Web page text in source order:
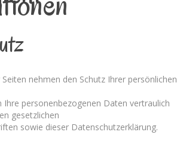
nehmen den Schutz Ihrer persönlichen
Ihre personenbezogenen Daten vertraulich
gesetzlichen
sowie dieser Datenschutzerklärung.